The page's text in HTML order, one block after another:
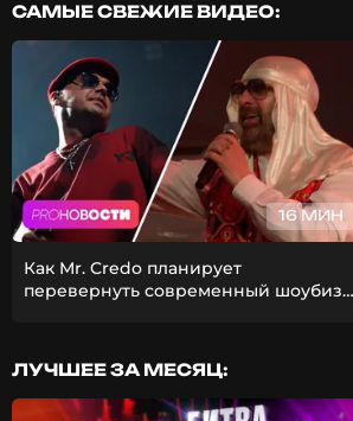
САМЫЕ СВЕЖИЕ ВИДЕО:
16 МИН
Как Mr. Credo планирует
перевернуть современный шоубиз?
ЛУЧШЕЕ ЗА МЕСЯЦ: